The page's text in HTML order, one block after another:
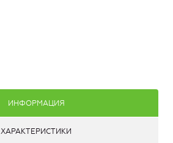
ИНФОРМАЦИЯ
ХАРАКТЕРИСТИКИ